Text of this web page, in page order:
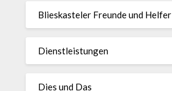
Blieskasteler Freunde und Helfer
Dienstleistungen
Dies und Das